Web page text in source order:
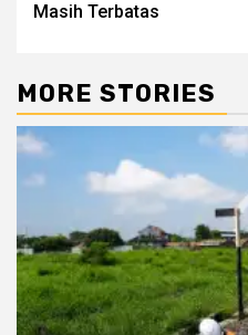
Masih Terbatas
MORE STORIES